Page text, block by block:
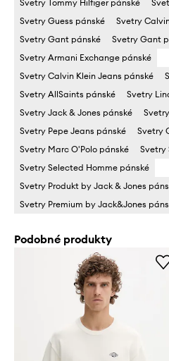
Svetry Tommy Hilfiger pánské
Svetry Guess pánské
Svetry
Svetry Gant pánské
Svetry Gant
Svetry Armani Exchange pánské
Svetry Calvin Klein Jeans pánské
Svetry AllSaints pánské
Svetry
Svetry Jack & Jones pánské
Svetry Pepe Jeans pánské
Svetry
Svetry Marc O'Polo pánské
Svetry
Svetry Selected Homme pánské
Svetry Produkt by Jack & Jones
Svetry Premium by Jack&Jones
Podobné produkty